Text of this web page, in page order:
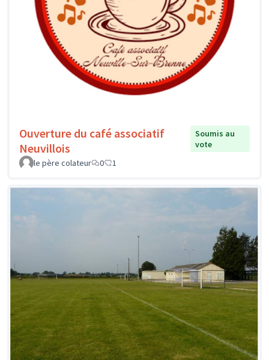
Ouverture du café associatif
Neuvillois
Soumis au
vote
le père colateur
0 1